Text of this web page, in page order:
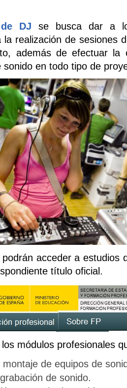
DJ
se busca dar a
la realización de sesiones
además de efectuar la
sonido en todo tipo de
podrán acceder a estudios
título oficial.
módulos profesionales
de equipos de
de sonido.